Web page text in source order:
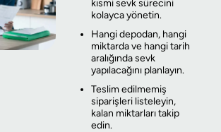
kısmi sevk sürecini
kolayca yönetin.
Hangi depodan, hangi
miktarda ve hangi tarih
aralığında sevk
yapılacağını planlayın.
Teslim edilmemiş
siparişleri listeleyin,
kalan miktarları takip
edin.